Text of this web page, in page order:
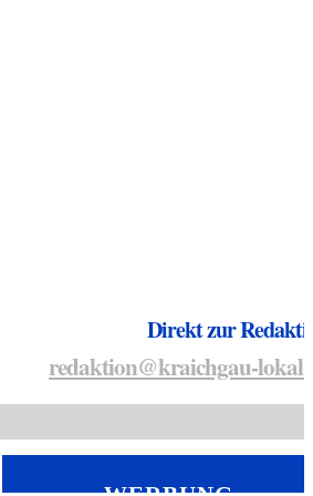
Direkt zur
redaktion@kraichgau-